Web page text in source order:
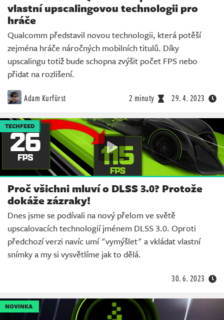
vlastní upscalingovou technologii pro
hráče
Qualcomm představil novou technologii, která potěší
zejména hráče náročných mobilních titulů. Díky
upscalingu totiž bude schopna zvýšit počet FPS nebo
přidat na rozlišení.
Adam Kurfürst 2 minuty 29. 4. 2023
TECHFEED
Proč všichni mluví o DLSS 3.0? Protože
dokáže zázraky!
Dnes jsme se podívali na nový přelom ve světě
upscalovacích technologií jménem DLSS 3.0. Oproti
předchozí verzi navíc umí "vymýšlet" a vkládat vlastní
snímky a my si vysvětlíme jak to dělá.
30. 6. 2023
NOVINKA